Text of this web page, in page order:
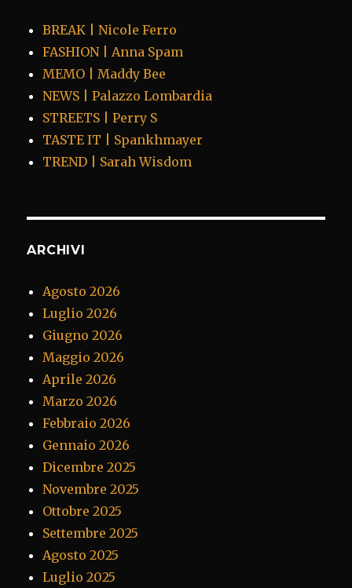
BREAK | Nicole Ferro
FASHION | Anna Spam
MEMO | Maddy Bee
NEWS | Palazzo Lombardia
STREETS | Perry S
TASTE IT | Spankhmayer
TREND | Sarah Wisdom
ARCHIVI
Agosto 2026
Luglio 2026
Giugno 2026
Maggio 2026
Aprile 2026
Marzo 2026
Febbraio 2026
Gennaio 2026
Dicembre 2025
Novembre 2025
Ottobre 2025
Settembre 2025
Agosto 2025
Luglio 2025